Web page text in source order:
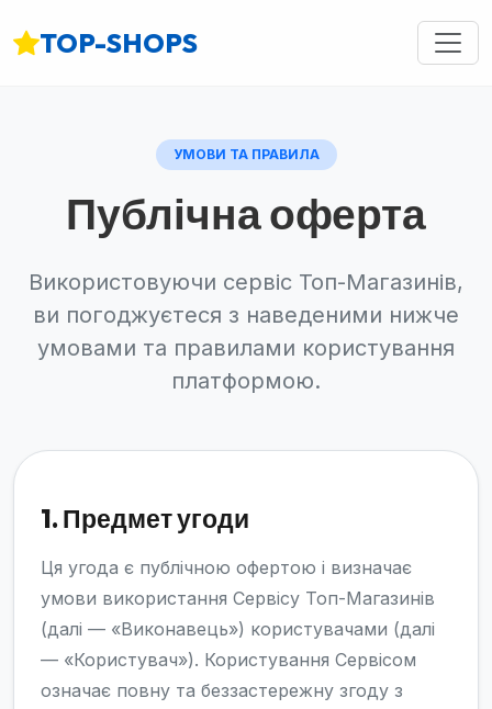
TOP-SHOPS
УМОВИ ТА ПРАВИЛА
Публічна оферта
Використовуючи сервіс Топ-Магазинів,
ви погоджуєтеся з наведеними нижче
умовами та правилами користування
платформою.
1. Предмет угоди
Ця угода є публічною офертою і визначає
умови використання Сервісу Топ-Магазинів
(далі — «Виконавець») користувачами (далі
— «Користувач»). Користування Сервісом
означає повну та беззастережну згоду з